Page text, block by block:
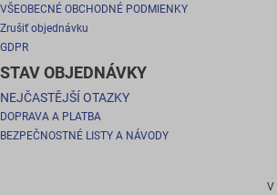
VŠEOBECNÉ OBCHODNÉ PODMIENKY
Zrušiť objednávku
GDPR
STAV OBJEDNÁVKY
NEJČASTĚJŠÍ OTAZKY
DOPRAVA A PLATBA
BEZPEČNOSTNÉ LISTY A NÁVODY
V